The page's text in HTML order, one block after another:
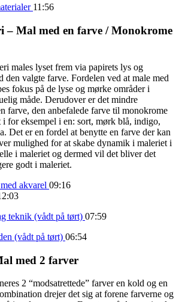
11:56
– Mal med en farve / Monokrome
males lyset frem via papirets lys og
den valgte farve. Fordelen ved at male med
fokus på de lyse og mørke områder i
måde. Derudover er det mindre
farve, den anbefalede farve til monokrome
for eksempel i en: sort, mørk blå, indigo,
Det er en fordel at benytte en farve der kan
mulighed for at skabe dynamik i maleriet i
i maleriet og dermed vil det bliver det
godt i maleriet.
akvarel 09:16
teknik (vådt på tørt) 07:59
(vådt på tørt) 06:54
med 2 farver
2 “modsatrettede” farver en kold og en
drejer det sig at forene farverne og